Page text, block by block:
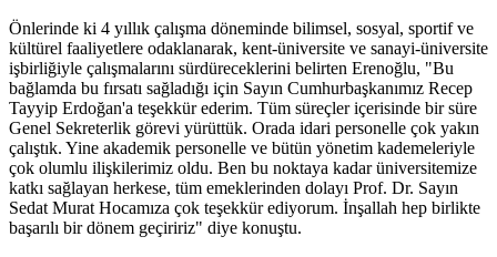
Önlerinde ki 4 yıllık çalışma döneminde bilimsel, sosyal, sportif ve
kültürel faaliyetlere odaklanarak, kent-üniversite ve sanayi-üniversite
işbirliğiyle çalışmalarını sürdüreceklerini belirten Erenoğlu, "Bu
bağlamda bu fırsatı sağladığı için Sayın Cumhurbaşkanımız Recep
Tayyip Erdoğan'a teşekkür ederim. Tüm süreçler içerisinde bir süre
Genel Sekreterlik görevi yürüttük. Orada idari personelle çok yakın
çalıştık. Yine akademik personelle ve bütün yönetim kademeleriyle
çok olumlu ilişkilerimiz oldu. Ben bu noktaya kadar üniversitemize
katkı sağlayan herkese, tüm emeklerinden dolayı Prof. Dr. Sayın
Sedat Murat Hocamıza çok teşekkür ediyorum. İnşallah hep birlikte
başarılı bir dönem geçiririz" diye konuştu.